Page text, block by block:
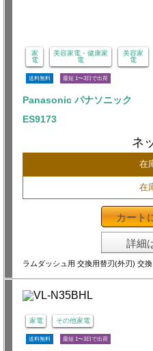
家
電
美容家電・健康家
電
美容家
電
送料無料 最短 1〜3日で出荷
Panasonic パナソニック
ES9173
ネ
在
在
カート
詳細
ラムダッシュ用 交換用替刃(外刃) 交
家電 その他家電
送料無料 最短 1〜3日で出荷